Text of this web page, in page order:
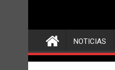
NOTICIAS